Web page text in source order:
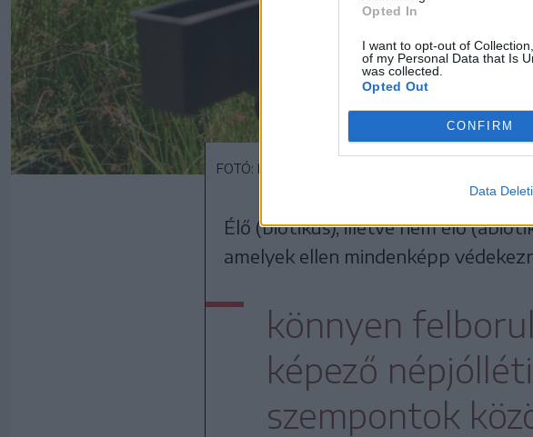
Opted In
I want to opt-out of
of my Personal Data that Is
was collected.
Opted Out
CONFIRM
Data
FOTÓ: ERDÉLY BÁLINT ELŐD
Élő (biotikus), illetve nem élő
amelyek ellen mindenképp
könnyen
képező
szempontok